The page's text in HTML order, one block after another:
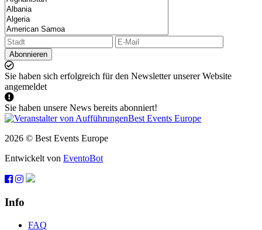
Abonnieren
Sie haben sich erfolgreich für den Newsletter unserer Website
angemeldet
Sie haben unsere News bereits abonniert!
2026 © Best Events Europe
Entwickelt von EventoBot
Info
FAQ